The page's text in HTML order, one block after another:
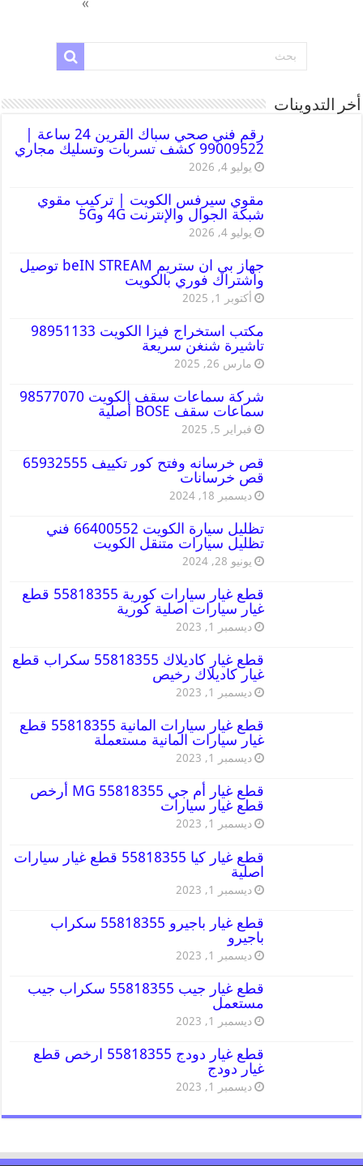
أخر التدوينات
رقم فني صحي سباك القرين 24 ساعة |
99009522 كشف تسربات وتسليك مجاري
يوليو 4, 2026
مقوي سيرفس الكويت | تركيب مقوي
شبكة الجوال والإنترنت 4G و5G
يوليو 4, 2026
جهاز بي ان ستريم beIN STREAM توصيل
واشتراك فوري بالكويت
أكتوبر 1, 2025
مكتب استخراج فيزا الكويت 98951133
تاشيرة شنغن سريعة
مارس 26, 2025
شركة سماعات سقف الكويت 98577070
سماعات سقف BOSE أصلية
فبراير 5, 2025
قص خرسانه وفتح كور تكييف 65932555
قص خرسانات
ديسمبر 18, 2024
تظليل سيارة الكويت 66400552 فني
تظليل سيارات متنقل الكويت
يونيو 28, 2024
قطع غيار سيارات كورية 55818355 قطع
غيار سيارات اصلية كورية
ديسمبر 1, 2023
قطع غيار كاديلاك 55818355 سكراب قطع
غيار كاديلاك رخيص
ديسمبر 1, 2023
قطع غيار سيارات المانية 55818355 قطع
غيار سيارات المانية مستعملة
ديسمبر 1, 2023
قطع غيار أم جي MG 55818355 أرخص
قطع غيار سيارات
ديسمبر 1, 2023
قطع غيار كيا 55818355 قطع غيار سيارات
اصلية
ديسمبر 1, 2023
قطع غيار باجيرو 55818355 سكراب
باجيرو
ديسمبر 1, 2023
قطع غيار جيب 55818355 سكراب جيب
مستعمل
ديسمبر 1, 2023
قطع غيار دودج 55818355 ارخص قطع
غيار دودج
ديسمبر 1, 2023